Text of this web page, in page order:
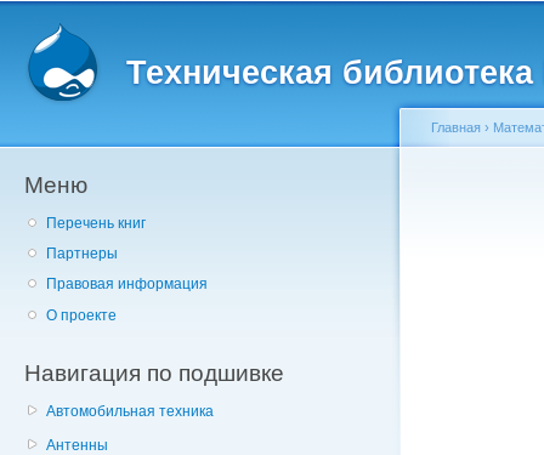
Техническая
Меню
Перечень книг
Партнеры
Правовая информация
О проекте
Навигация по подшивке
Автомобильная техника
Антенны
Главная ›